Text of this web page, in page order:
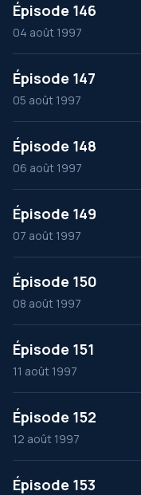
Épisode 146
04 août 1997
Épisode 147
05 août 1997
Épisode 148
06 août 1997
Épisode 149
07 août 1997
Épisode 150
08 août 1997
Épisode 151
11 août 1997
Épisode 152
12 août 1997
Épisode 153